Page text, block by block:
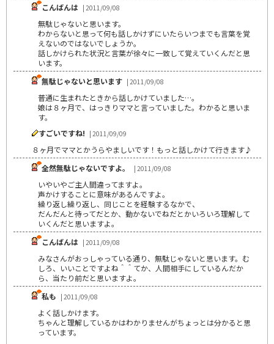
こんばんは | 2011/09/08
無駄じゃないと思います。
わからないと思って何も話しかけずにいたらいつまでも言葉を覚
えないのではないでしょうか。
話しかけられた状況と言葉が徐々に一致して覚えていくんだと思
います。
無駄じゃないと思います | 2011/09/08
普通に生まれたときから話しかけていました…。
娘は８ヶ月で、はっきりママと言っていました。わかると思いま
す。
すごいですね! | 2011/09/09
８ヶ月でママとかうらやましいです！もっと話しかけて行きます♪
全然無駄じゃないですよ。
| 2011/09/08
いやいやご主人間違ってますよ。
声かけすることに意味があるんですよ。
繰り返し繰り返し、同じことを経験するなかで、
だんだんと待ってだとか、動かないでねだとかいろいろ理解して
いくんだと思いますよ。
こんばんは | 2011/09/08
みなさんがおっしゃっている通り、無駄じゃないと思います。む
しろ、いいことですよね＾＾てか、人間相手にしているんだか
ら、当たり前だと思いますよ。
私も | 2011/09/08
よく話しかけます。
ちゃんと理解しているかはわかりませんがちょっとは分かると思
っています。